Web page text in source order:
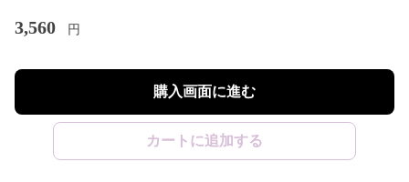
3,560 円
購入画面に進む
カートに追加する